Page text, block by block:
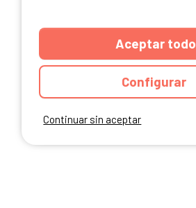
Continuar sin aceptar
Aceptar todo
Configurar